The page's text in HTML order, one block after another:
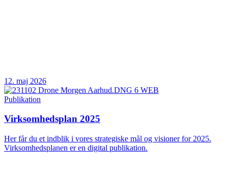
12. maj 2026
Publikation
Virksomhedsplan 2025
Her får du et indblik i vores strategiske mål og visioner for 2025.
Virksomhedsplanen er en digital publikation.